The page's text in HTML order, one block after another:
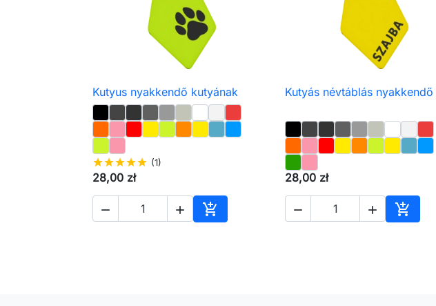
 Előnézet
Kutyus nyakkendő kutyának
starstarstarstarstar (1)
28,00 zł
  
Kosárba
 Előnézet
Kutyás névtáblás nyakkendő
28,00 zł
  